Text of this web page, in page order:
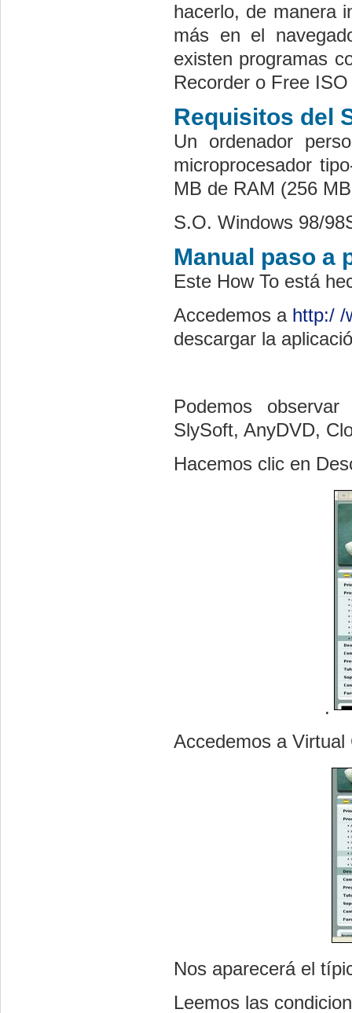
hacerlo, de manera
más en el
existen programas
Recorder o Free
Requisitos del
Un ordenador
microprocesador
MB de RAM (256
S.O. Windows 98/
Manual paso a
Este How To está
Accedemos a http:/ /
descargar la
Podemos
SlySoft, AnyDVD,
Hacemos clic en
.
Accedemos a Virtual
Nos aparecerá el
Leemos las